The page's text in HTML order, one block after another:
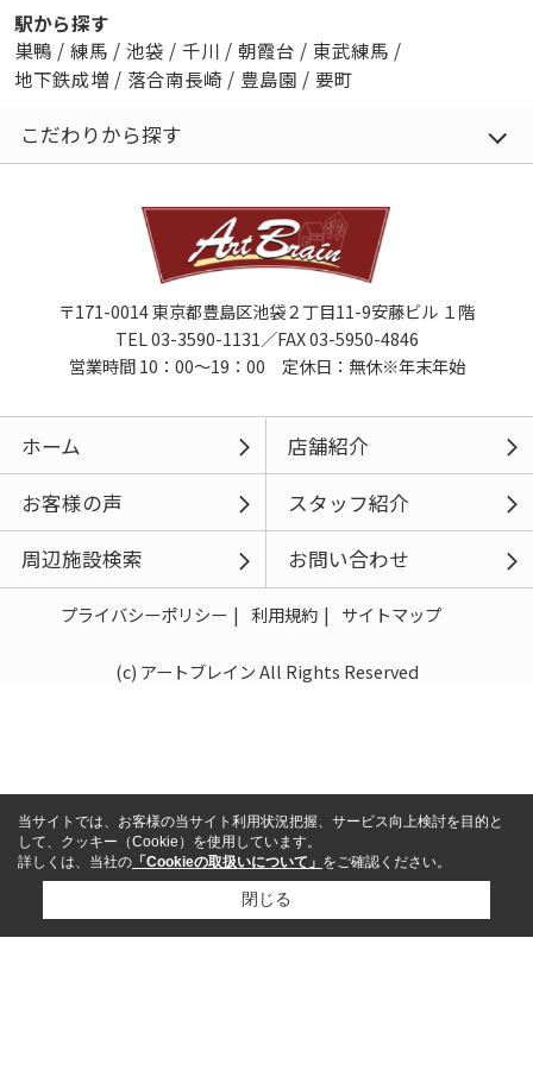
駅から探す
巣鴨 / 練馬 / 池袋 / 千川 / 朝霞台 / 東武練馬 /
地下鉄成増 / 落合南長崎 / 豊島園 / 要町
こだわりから探す
〒171-0014 東京都豊島区池袋２丁目11-9安藤ビル １階
TEL 03-3590-1131／FAX 03-5950-4846
営業時間 10：00～19：00 定休日：無休※年末年始
ホーム
店舗紹介
お客様の声
スタッフ紹介
周辺施設検索
お問い合わせ
プライバシーポリシー 利用規約 サイトマップ
(c) アートブレイン All Rights Reserved
当サイトでは、お客様の当サイト利用状況把握、サービス向上検討を目的と
して、クッキー（Cookie）を使用しています。
詳しくは、当社の 「Cookieの取扱いについて」 をご確認ください。
閉じる